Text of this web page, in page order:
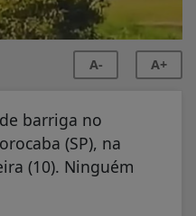
A- A+
barriga no
(SP), na
(10). Ninguém